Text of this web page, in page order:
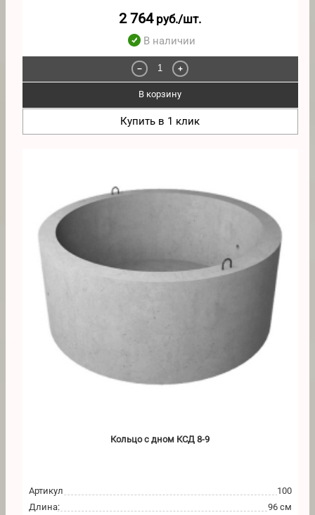
2 764руб./шт.
В наличии
− +
В корзину
Купить в 1 клик
Кольцо с дном КСД 8-9
Артикул
100
Длина:
96 см